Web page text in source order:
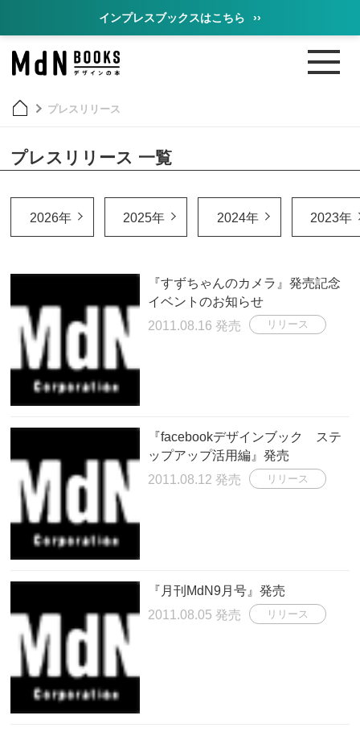
インプレスブックスはこちら ››
プレスリリース
プレスリリース 一覧
2026年 2025年 2024年 2023年
『すずちゃんのカメラ』発売記念
イベントのお知らせ
2011.08.16 発売
リリース
『facebookデザインブック ステ
ップアップ活用編』発売
2011.08.12 発売
リリース
『月刊MdN9月号』発売
2011.08.05 発売
リリース